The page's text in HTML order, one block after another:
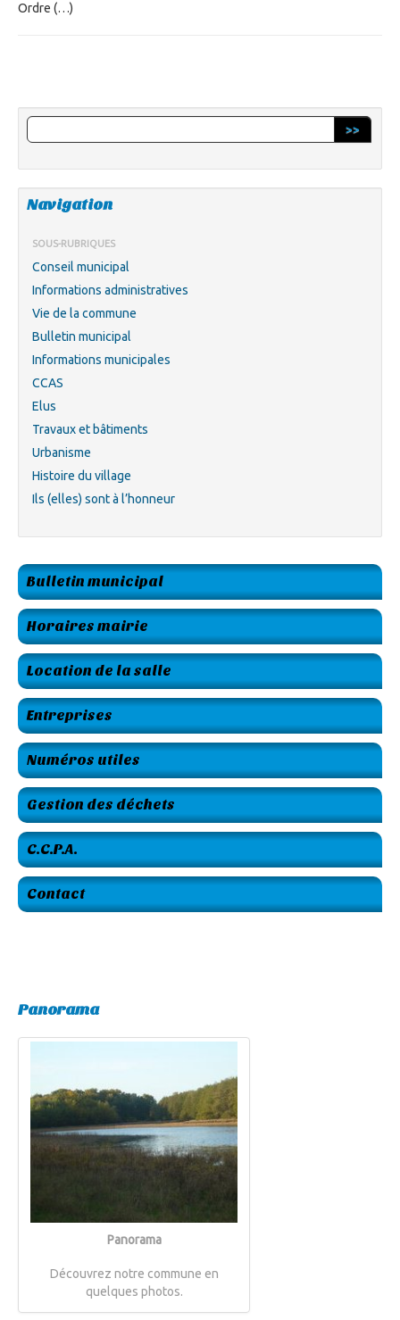
Ordre (…)
>>
Navigation
SOUS-RUBRIQUES
Conseil municipal
Informations administratives
Vie de la commune
Bulletin municipal
Informations municipales
CCAS
Elus
Travaux et bâtiments
Urbanisme
Histoire du village
Ils (elles) sont à l’honneur
Bulletin municipal
Horaires mairie
Location de la salle
Entreprises
Numéros utiles
Gestion des déchets
C.C.P.A.
Contact
Panorama
Panorama
Découvrez notre commune en
quelques photos.